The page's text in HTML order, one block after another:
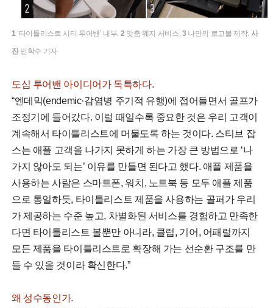
1 ‘타이틀리스트 시티 투어밴’ 내부. 2 맞춤 웨지 서비스. 3 나만의 로고볼 제작. 사
진 민학수 기자
도심 투어밴 아이디어가 독특하다.
“엔데믹(endemic·감염병 주기적 유행)에 접어들면서 골프가
조정기에 들어갔다. 이럴 때일수록 중요한 것은 우리 고객이
계속해서 타이틀리스트에 머물도록 하는 것이다. 스티브 잡
스는 애플 고객을 나가지 못하게 하는 가장 큰 방법으로 ‘나
가지 않아도 되는’ 이유를 만들면 된다고 했다. 애플 제품을
사용하는 사람은 스마트폰, 워치, 노트북 등 모두 애플 제품
으로 통일하듯, 타이틀리스트 제품을 사용하는 골퍼가 우리
가 제공하는 수준 높고, 차별화된 서비스를 경험하고 만족한
다면 타이틀리스트 볼뿐만 아니라, 클럽, 기어, 어패럴까지
모든 제품을 타이틀리스트로 확장해 가는 선순환 구조를 만
들 수 있을 것이라 확신한다.”
왜 성수동인가.